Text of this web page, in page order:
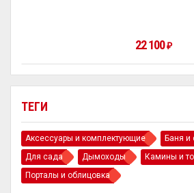
ТЕГИ
Аксессуары и комплектующие
Баня и
Для сада
Дымоходы Камины и
Порталы и облицовка
22 100₽